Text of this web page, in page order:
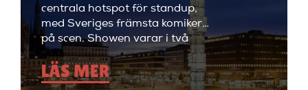
centrala hotspot för standup,
med Sveriges främsta komiker
på scen. Showen varar i två
timmar med en paus, och
efteråt fortsätter kvällen med
cocktails i restaurangdelen.
LÄS MER